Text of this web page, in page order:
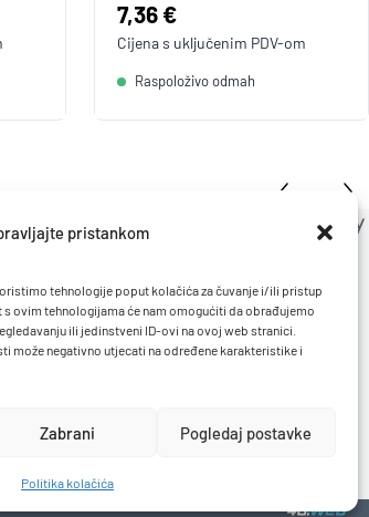
pristankom
tehnologije poput kolačića za čuvanje i/ili pristup
ovim tehnologijama će nam omogućiti da obrađujemo
ili jedinstveni ID-ovi na ovoj web stranici.
može negativno utjecati na određene karakteristike i
Zabrani Pogledaj postavke
Politika kolačića
Cijena:
7,36 €
Cijena s uključenim PDV-om
Raspoloživo odmah